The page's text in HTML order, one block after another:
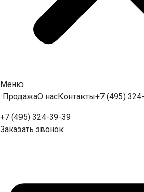
Меню
ПродажаО насКонтакты+7 (495)
+7 (495) 324-39-39
Заказать звонок